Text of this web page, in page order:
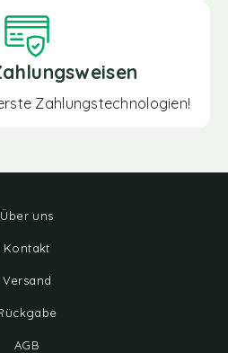
Zahlungstechnologien!
Über uns
Kontakt
Versand
AGB